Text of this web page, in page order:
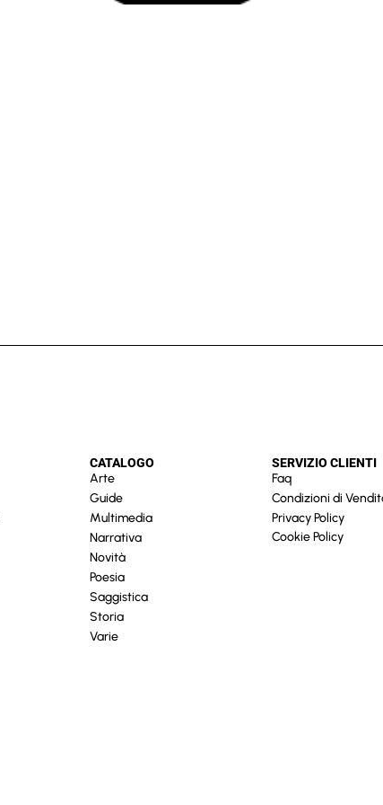
CATALOGO
Arte
Guide
Multimedia
Narrativa
Novità
Poesia
Saggistica
Storia
Varie
SERVIZIO CLIENTI
Faq
Condizioni di
Privacy Policy
Cookie Policy